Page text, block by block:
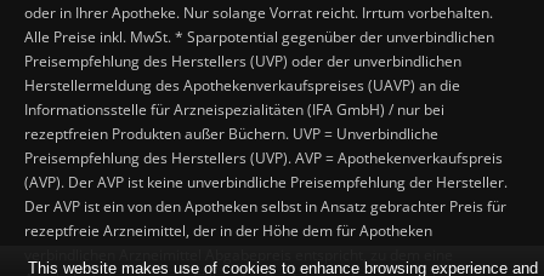
oder in Ihrer Apotheke. Nur solange Vorrat reicht. Irrtum vorbehalten.
Alle Preise inkl. MwSt. * Sparpotential gegenüber der unverbindlichen
Preisempfehlung des Herstellers (UVP) oder der unverbindlichen
Herstellermeldung des Apothekenverkaufspreises (UAVP) an die
Informationsstelle für Arzneispezialitäten (IFA GmbH) / nur bei
rezeptfreien Produkten außer Büchern. UVP = Unverbindliche
Preisempfehlung des Herstellers (UVP). AVP = Apothekenverkaufspreis
(AVP). Der AVP ist keine unverbindliche Preisempfehlung der Hersteller.
Der AVP ist ein von den Apotheken selbst in Ansatz gebrachter Preis für
rezeptfreie Arzneimittel, der in der Höhe dem für Apotheken
This website makes use of cookies to enhance browsing experience and